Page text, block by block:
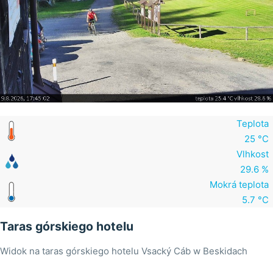
Teplota
25 °C
Vlhkost
29.6 %
Mokrá teplota
5.7 °C
Taras górskiego hotelu
Widok na taras górskiego hotelu Vsacký Cáb w Beskidach